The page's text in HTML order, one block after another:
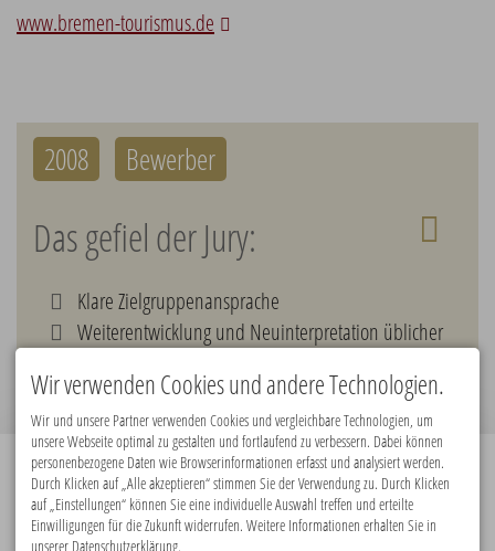
www.bremen-tourismus.de
2008 Bewerber
Das gefiel der Jury:
Klare Zielgruppenansprache
Weiterentwicklung und Neuinterpretation üblicher
Premiumpartner:
Wir verwenden Cookies und andere Technologien.
Wir und unsere Partner verwenden Cookies und vergleichbare Technologien, um
unsere Webseite optimal zu gestalten und fortlaufend zu verbessern. Dabei können
personenbezogene Daten wie Browserinformationen erfasst und analysiert werden.
Durch Klicken auf „Alle akzeptieren“ stimmen Sie der Verwendung zu. Durch Klicken
auf „Einstellungen“ können Sie eine individuelle Auswahl treffen und erteilte
Einwilligungen für die Zukunft widerrufen. Weitere Informationen erhalten Sie in
unserer Datenschutzerklärung.